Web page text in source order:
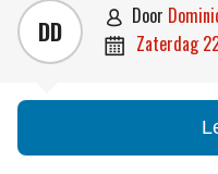
DD  door
 zaterdag